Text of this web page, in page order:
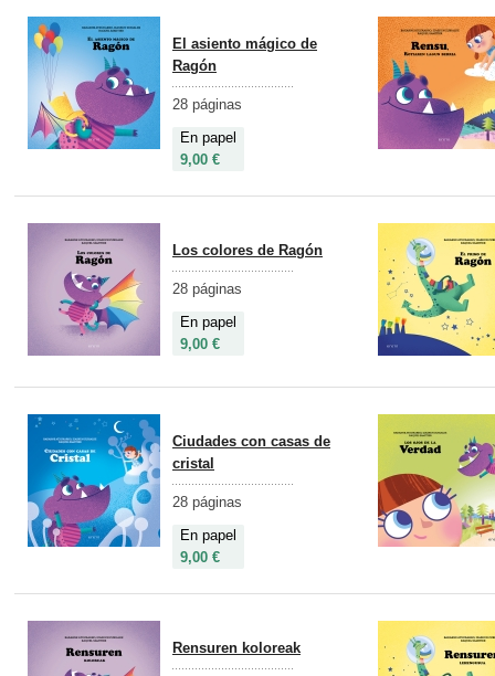
El asiento mágico de
Ragón
28 páginas
En papel
9,00 €
Los colores de Ragón
28 páginas
En papel
9,00 €
Ciudades con casas de
cristal
28 páginas
En papel
9,00 €
Rensuren koloreak